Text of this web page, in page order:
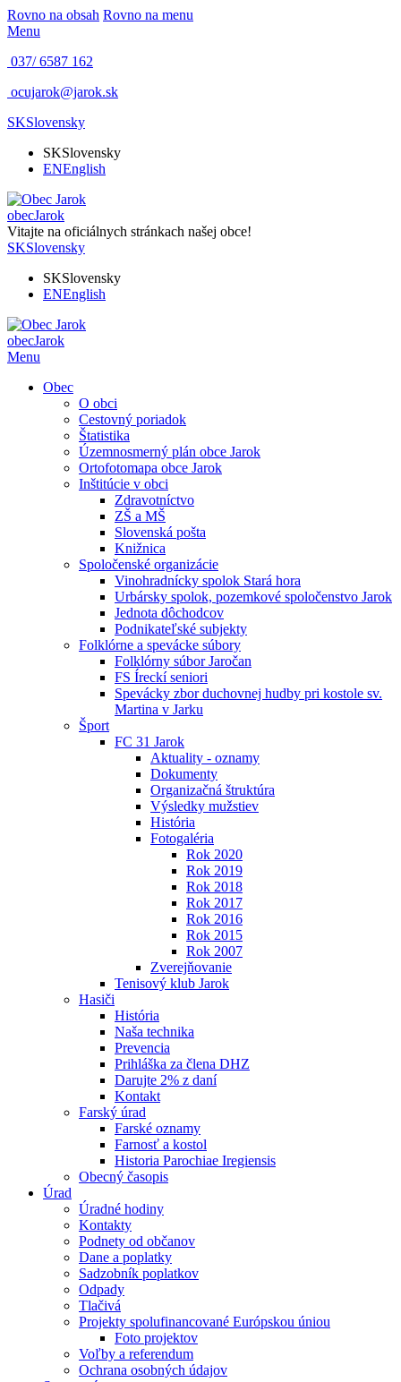
Rovno na obsah Rovno na menu
Menu
037/ 6587 162
ocujarok@jarok.sk
SKSlovensky
SKSlovensky
ENEnglish
obecJarok
Vitajte na oficiálnych stránkach našej obce!
SKSlovensky
SKSlovensky
ENEnglish
obecJarok
Menu
Obec
O obci
Cestovný poriadok
Štatistika
Územnosmerný plán obce Jarok
Ortofotomapa obce Jarok
Inštitúcie v obci
Zdravotníctvo
ZŠ a MŠ
Slovenská pošta
Knižnica
Spoločenské organizácie
Vinohradnícky spolok Stará hora
Urbársky spolok, pozemkové spoločenstvo Jarok
Jednota dôchodcov
Podnikateľské subjekty
Folklórne a spevácke súbory
Folklórny súbor Jaročan
FS Íreckí seniori
Spevácky zbor duchovnej hudby pri kostole sv.
Martina v Jarku
Šport
FC 31 Jarok
Aktuality - oznamy
Dokumenty
Organizačná štruktúra
Výsledky mužstiev
História
Fotogaléria
Rok 2020
Rok 2019
Rok 2018
Rok 2017
Rok 2016
Rok 2015
Rok 2007
Zverejňovanie
Tenisový klub Jarok
Hasiči
História
Naša technika
Prevencia
Prihláška za člena DHZ
Darujte 2% z daní
Kontakt
Farský úrad
Farské oznamy
Farnosť a kostol
Historia Parochiae Iregiensis
Obecný časopis
Úrad
Úradné hodiny
Kontakty
Podnety od občanov
Dane a poplatky
Sadzobník poplatkov
Odpady
Tlačivá
Projekty spolufinancované Európskou úniou
Foto projektov
Voľby a referendum
Ochrana osobných údajov